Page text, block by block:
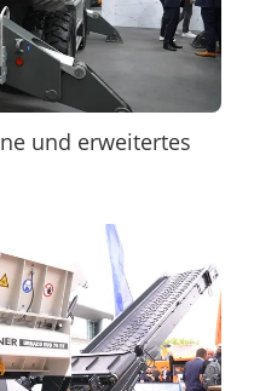
und erweitertes